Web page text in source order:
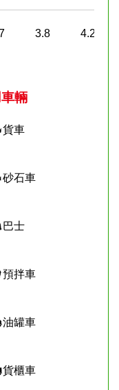
3.8 4.2
輛
貨車
砂石車
巴士
預拌車
油罐車
貨櫃車